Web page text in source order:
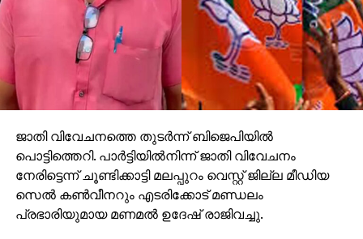
ജാതി വിവേചനത്തെ തുടര്‍ന്ന് ബിജെപിയില്‍
പൊട്ടിത്തെറി. പാര്‍ട്ടിയില്‍നിന്ന് ജാതി വിവേചനം
നേരിട്ടെന്ന് ചൂണ്ടിക്കാട്ടി മലപ്പുറം വെസ്റ്റ് ജില്ല മീഡിയ
സെല്‍ കണ്‍വീനറും എടരിക്കോട് മണ്ഡലം
പ്രഭാരിയുമായ മണമല്‍ ഉദേഷ് രാജിവച്ചു.